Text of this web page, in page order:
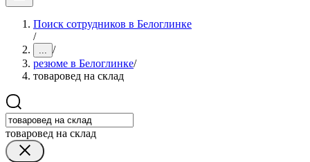
Поиск сотрудников в Белоглинке
/
... /
резюме в Белоглинке/
товаровед на склад
товаровед на склад